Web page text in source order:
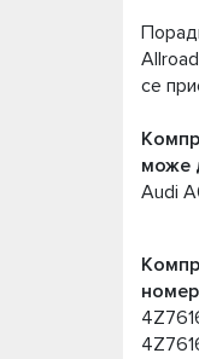
се
може
Audi